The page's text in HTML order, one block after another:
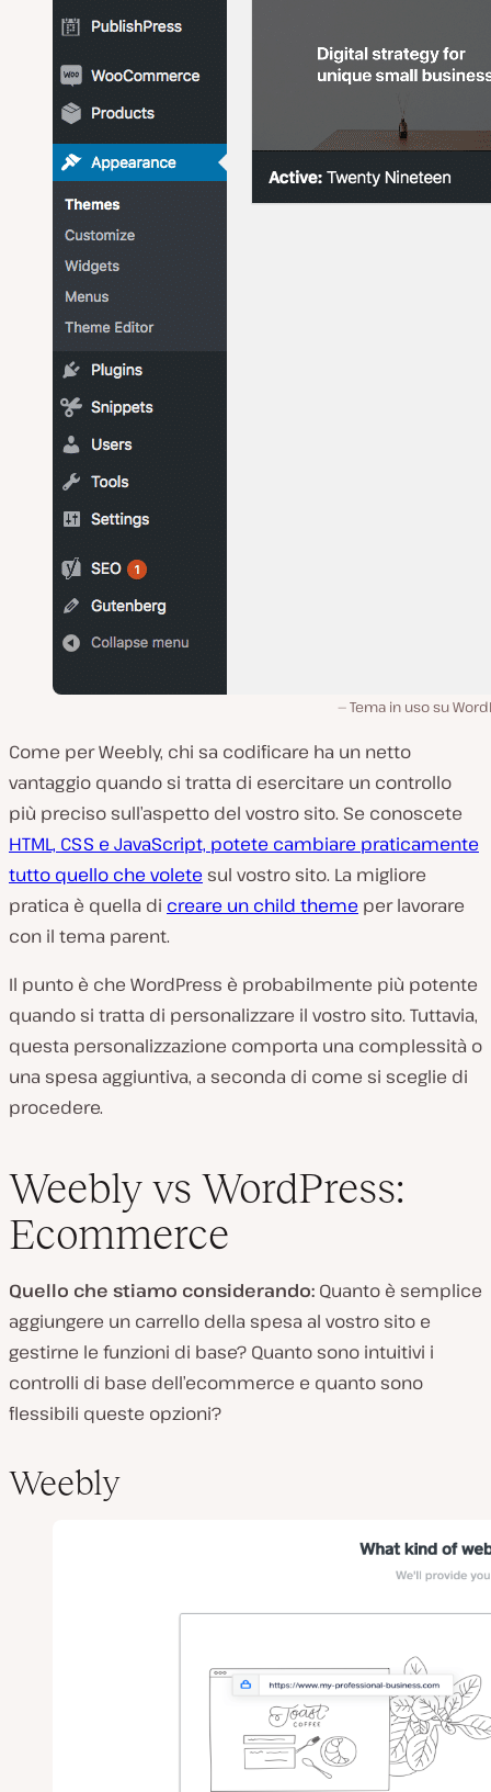
Tema in uso su
Come per Weebly, chi sa codificare ha un netto
vantaggio quando si tratta di esercitare un controllo
più preciso sull’aspetto del vostro sito. Se conoscete
HTML, CSS e JavaScript, potete cambiare praticamente
tutto quello che volete sul vostro sito. La migliore
pratica è quella di creare un child theme per lavorare
con il tema parent.
Il punto è che WordPress è probabilmente più potente
quando si tratta di personalizzare il vostro sito. Tuttavia,
questa personalizzazione comporta una complessità o
una spesa aggiuntiva, a seconda di come si sceglie di
procedere.
Weebly vs WordPress:
Ecommerce
Quello che stiamo considerando: Quanto è semplice
aggiungere un carrello della spesa al vostro sito e
gestirne le funzioni di base? Quanto sono intuitivi i
controlli di base dell’ecommerce e quanto sono
flessibili queste opzioni?
Weebly